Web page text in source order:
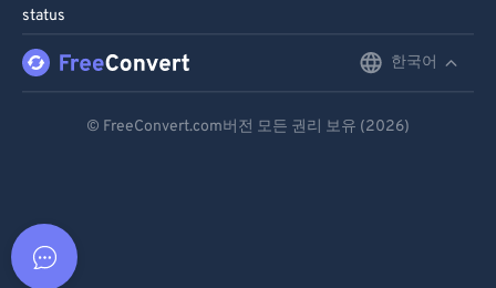
status
한국어
© FreeConvert.com버전 모든 권리 보유 (2026)